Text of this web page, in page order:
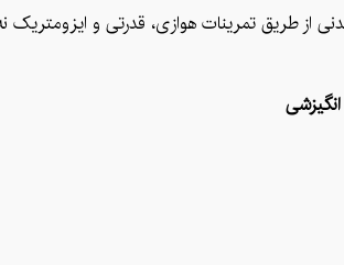
از طریق تمرینات هوازی، قدرتی و